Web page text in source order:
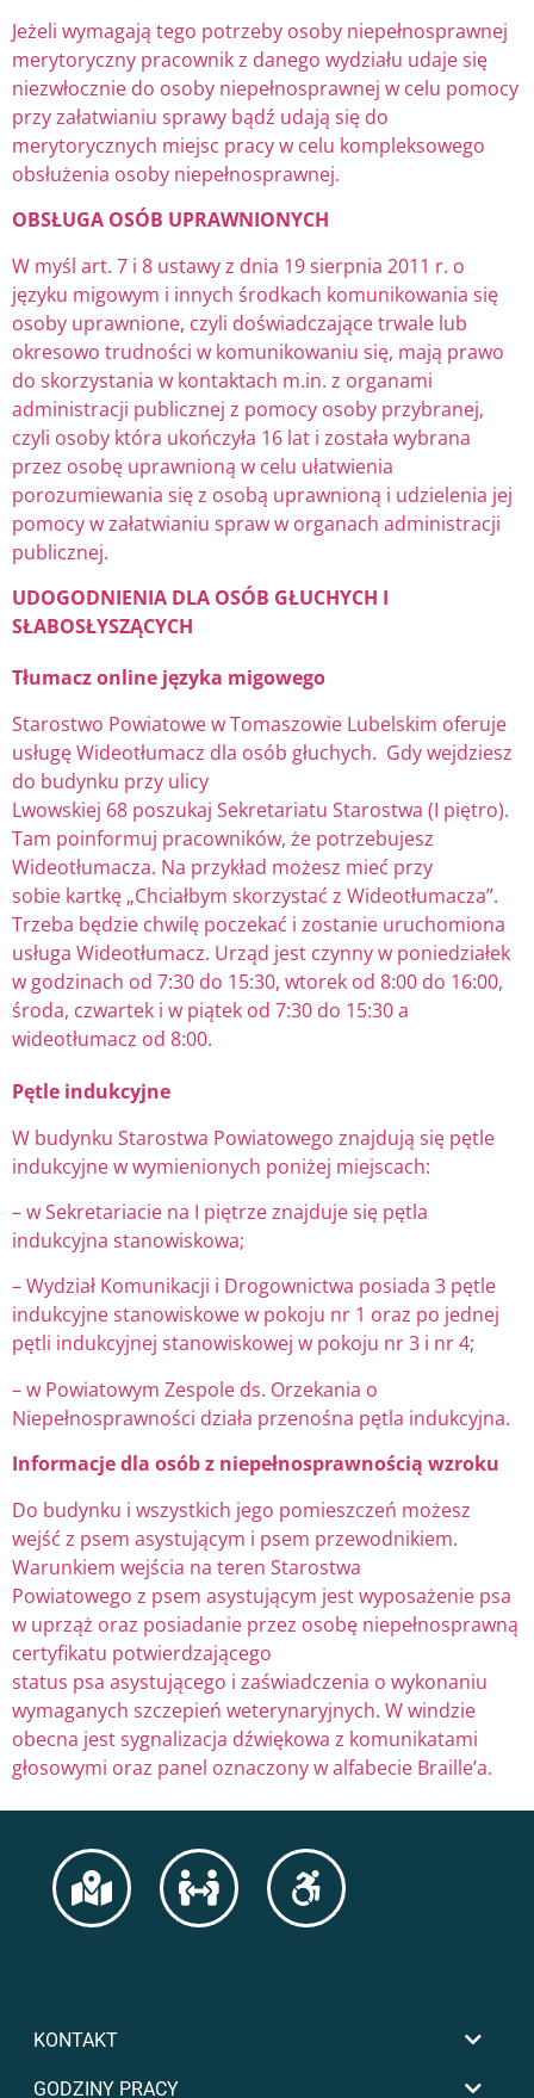
Jeżeli wymagają tego potrzeby osoby niepełnosprawnej
merytoryczny pracownik z danego wydziału udaje się
niezwłocznie do osoby niepełnosprawnej w celu pomocy
przy załatwianiu sprawy bądź udają się do
merytorycznych miejsc pracy w celu kompleksowego
obsłużenia osoby niepełnosprawnej.
OBSŁUGA OSÓB UPRAWNIONYCH
W myśl art. 7 i 8 ustawy z dnia 19 sierpnia 2011 r. o
języku migowym i innych środkach komunikowania się
osoby uprawnione, czyli doświadczające trwale lub
okresowo trudności w komunikowaniu się, mają prawo
do skorzystania w kontaktach m.in. z organami
administracji publicznej z pomocy osoby przybranej,
czyli osoby która ukończyła 16 lat i została wybrana
przez osobę uprawnioną w celu ułatwienia
porozumiewania się z osobą uprawnioną i udzielenia jej
pomocy w załatwianiu spraw w organach administracji
publicznej.
UDOGODNIENIA DLA OSÓB GŁUCHYCH I
SŁABOSŁYSZĄCYCH
Tłumacz online języka migowego
Starostwo Powiatowe w Tomaszowie Lubelskim oferuje
usługę Wideotłumacz dla osób głuchych. Gdy wejdziesz
do budynku przy ulicy
Lwowskiej 68 poszukaj Sekretariatu Starostwa (I piętro).
Tam poinformuj pracowników, że potrzebujesz
Wideotłumacza. Na przykład możesz mieć przy
sobie kartkę „Chciałbym skorzystać z Wideotłumacza”.
Trzeba będzie chwilę poczekać i zostanie uruchomiona
usługa Wideotłumacz. Urząd jest czynny w poniedziałek
w godzinach od 7:30 do 15:30, wtorek od 8:00 do 16:00,
środa, czwartek i w piątek od 7:30 do 15:30 a
wideotłumacz od 8:00.
Pętle indukcyjne
W budynku Starostwa Powiatowego znajdują się pętle
indukcyjne w wymienionych poniżej miejscach:
– w Sekretariacie na I piętrze znajduje się pętla
indukcyjna stanowiskowa;
– Wydział Komunikacji i Drogownictwa posiada 3 pętle
indukcyjne stanowiskowe w pokoju nr 1 oraz po jednej
pętli indukcyjnej stanowiskowej w pokoju nr 3 i nr 4;
– w Powiatowym Zespole ds. Orzekania o
Niepełnosprawności działa przenośna pętla indukcyjna.
Informacje dla osób z niepełnosprawnością wzroku
Do budynku i wszystkich jego pomieszczeń możesz
wejść z psem asystującym i psem przewodnikiem.
Warunkiem wejścia na teren Starostwa
Powiatowego z psem asystującym jest wyposażenie psa
w uprząż oraz posiadanie przez osobę niepełnosprawną
certyfikatu potwierdzającego
status psa asystującego i zaświadczenia o wykonaniu
wymaganych szczepień weterynaryjnych. W windzie
obecna jest sygnalizacja dźwiękowa z komunikatami
głosowymi oraz panel oznaczony w alfabecie Braille’a.
KONTAKT
GODZINY PRACY